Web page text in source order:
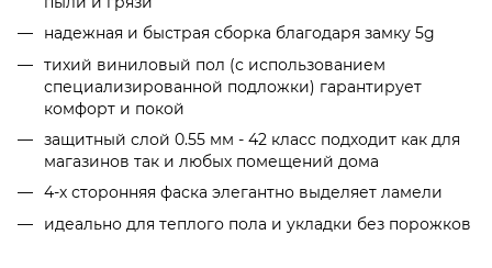
надежная и быстрая сборка благодаря замку 5g
тихий виниловый пол (с использованием
специализированной подложки) гарантирует
комфорт и покой
защитный слой 0.55 мм - 42 класс подходит как для
магазинов так и любых помещений дома
4-х сторонняя фаска элегантно выделяет ламели
идеально для теплого пола и укладки без порожков